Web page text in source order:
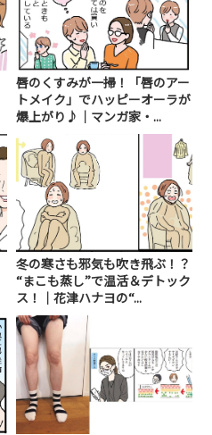
唇のくすみが一掃！「唇のアー
トメイク」でハッピーオーラが
爆上がり♪｜マンガ家・...
冬の寒さも邪気も吹き飛ぶ！？
“まこも蒸し”で温活＆デトック
ス！｜花津ハナヨの“...